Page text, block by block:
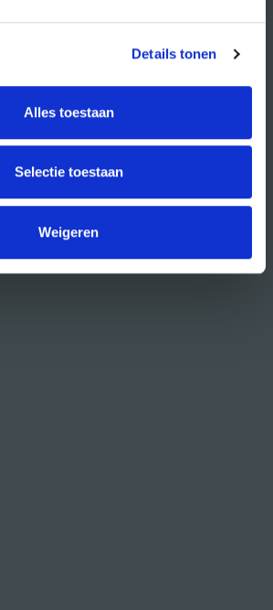
Details tonen
Alles toestaan
Selectie toestaan
Weigeren